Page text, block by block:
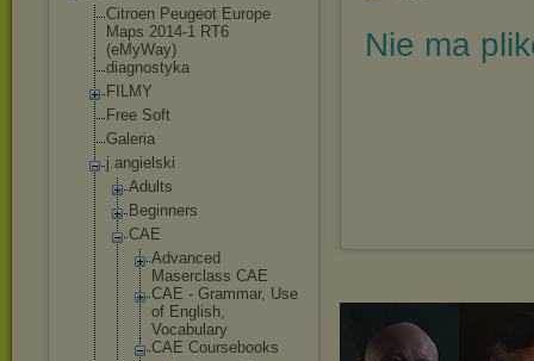
Citroen Peugeot Europe
Maps 2014-1 RT6
(eMyWay)
diagnostyka
FILMY
Free Soft
Galeria
j.angielski
Adults
Beginners
CAE
Advanced
Maserclass CAE
CAE - Grammar, Use
of English,
Vocabulary
CAE Coursebooks
Nie ma